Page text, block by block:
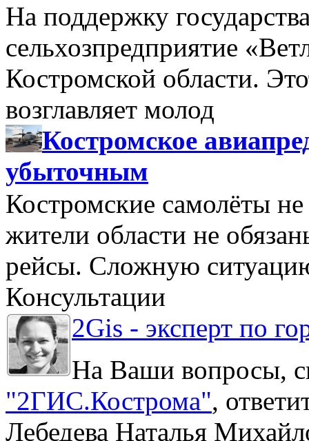
На поддержку
сельхозпредприятие
Костромской области.
возглавляет молод
Костромское
убыточным
Костромские самолёты
жители области не
рейсы. Сложную
Консультации
2Gis - эксперт по
На Ваши вопросы,
"2ГИС.Кострома",
Лебедева Наталья